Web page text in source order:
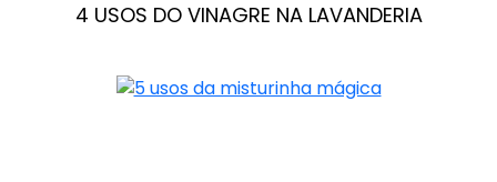
4 USOS DO VINAGRE NA LAVANDERIA